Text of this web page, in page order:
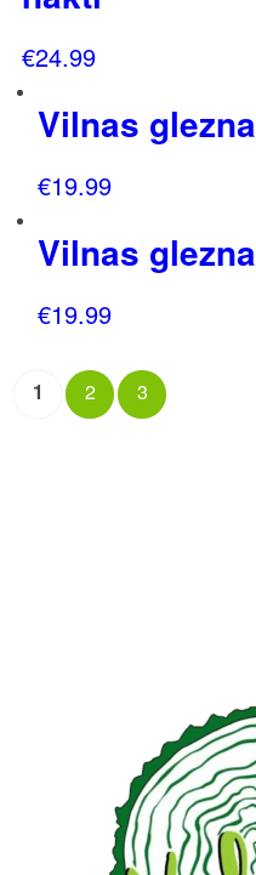
€24.99
Vilnas
€19.99
Vilnas
€19.99
1 2 3